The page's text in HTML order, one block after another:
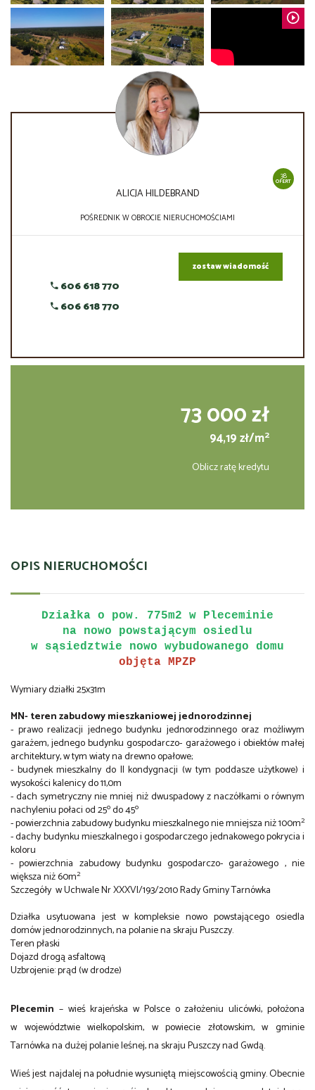
38
OFERT
ALICJA HILDEBRAND
POŚREDNIK W OBROCIE NIERUCHOMOŚCIAMI
606 618 770
606 618 770
zostaw wiadomość
73 000 zł
94,19 zł/m2
Oblicz ratę kredytu
OPIS NIERUCHOMOŚCI
Działka o pow. 775m2 w Pleceminie
na nowo powstającym osiedlu
w sąsiedztwie nowo wybudowanego domu
objęta MPZP
Wymiary działki 25x31m
MN- teren zabudowy mieszkaniowej jednorodzinnej
- prawo realizacji jednego budynku jednorodzinnego oraz możliwym
garażem, jednego budynku gospodarczo- garażowego i obiektów małej
architektury, w tym wiaty na drewno opałowe;
- budynek mieszkalny do II kondygnacji (w tym poddasze użytkowe) i
wysokości kalenicy do 11,0m
- dach symetryczny nie mniej niż dwuspadowy z naczółkami o równym
nachyleniu połaci od 25odo 45o
- powierzchnia zabudowy budynku mieszkalnego nie mniejsza niż 100m2
- dachy budynku mieszkalnego i gospodarczego jednakowego pokrycia i
koloru
- powierzchnia zabudowy budynku gospodarczo- garażowego , nie
większa niż 60m2
Szczegóły w Uchwale Nr XXXVI/193/2010 Rady Gminy Tarnówka
Działka usytuowana jest w kompleksie nowo powstającego osiedla
domów jednorodzinnych, na polanie na skraju Puszczy.
Teren płaski
Dojazd drogą asfaltową
Uzbrojenie: prąd (w drodze)
Plecemin – wieś krajeńska w Polsceo założeniuulicówki, położona
w województwie wielkopolskim, wpowiecie złotowskim, wgminie
Tarnówkana dużej polanie leśnej, na skraju Puszczy nad Gwdą.
Wieś jest najdalej na południe wysuniętą miejscowością gminy. Obecnie